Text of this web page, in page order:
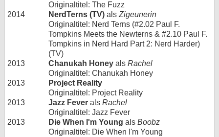
Originaltitel: The Fuzz
2014
NerdTerns (TV) als Zigeunerin
Originaltitel: Nerd Terns (#2.02 Paul F.
Tompkins Meets the Newterns & #2.10 Paul F.
Tompkins in Nerd Hard Part 2: Nerd Harder)
(TV)
2013
Chanukah Honey als Rachel
Originaltitel: Chanukah Honey
2013
Project Reality
Originaltitel: Project Reality
2013
Jazz Fever als Rachel
Originaltitel: Jazz Fever
2013
Die When I'm Young als Boobz
Originaltitel: Die When I'm Young